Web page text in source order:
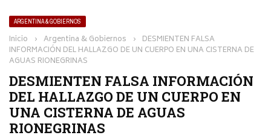
ARGENTINA & GOBIERNOS
Inicio › Argentina & Gobiernos › DESMIENTEN FALSA
INFORMACIÓN DEL HALLAZGO DE UN CUERPO EN UNA CISTERNA DE
AGUAS RIONEGRINAS
DESMIENTEN FALSA INFORMACIÓN
DEL HALLAZGO DE UN CUERPO EN
UNA CISTERNA DE AGUAS
RIONEGRINAS